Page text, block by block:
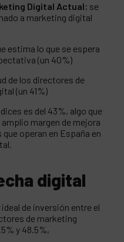
Digital Actual; se
a marketing digital
estima lo que se espera
(un 40%)
de los directores de
(un 41%)
es del 43%, algo que
margen de mejora
operan en España en
digital
ideal de inversión entre el
de marketing
y 48.5%,